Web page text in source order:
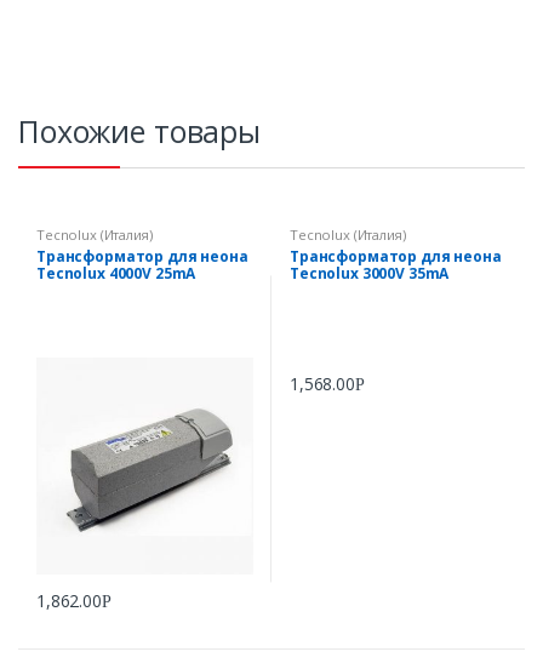
Похожие товары
Tecnolux (Италия)
Трансформатор для неона
Tecnolux 4000V 25mA
1,862.00Р
Tecnolux (Италия)
Трансформатор для неона
Tecnolux 3000V 35mA
1,568.00Р